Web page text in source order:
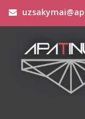
DYDŽIO
MIX